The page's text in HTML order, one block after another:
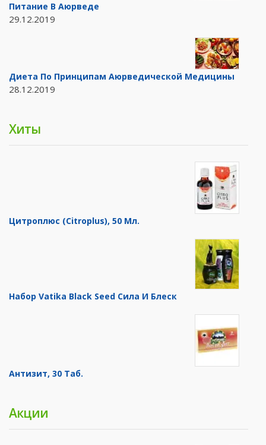
Питание В Аюрведе
29.12.2019
Диета По Принципам Аюрведической Медицины
28.12.2019
Хиты
Цитроплюс (Citroplus), 50 Мл.
Набор Vatika Black Seed Сила И Блеск
Антизит, 30 Таб.
Акции